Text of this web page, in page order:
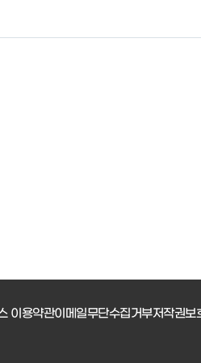
이용약관이메일무단수집거부저작권보